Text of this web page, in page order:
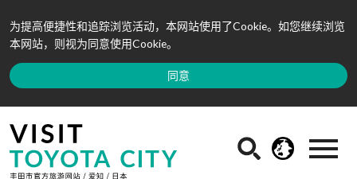
为提高便捷性和追踪浏览活动，本网站使用了Cookie。如您继续浏览
本网站，则视为同意使用Cookie。
同意